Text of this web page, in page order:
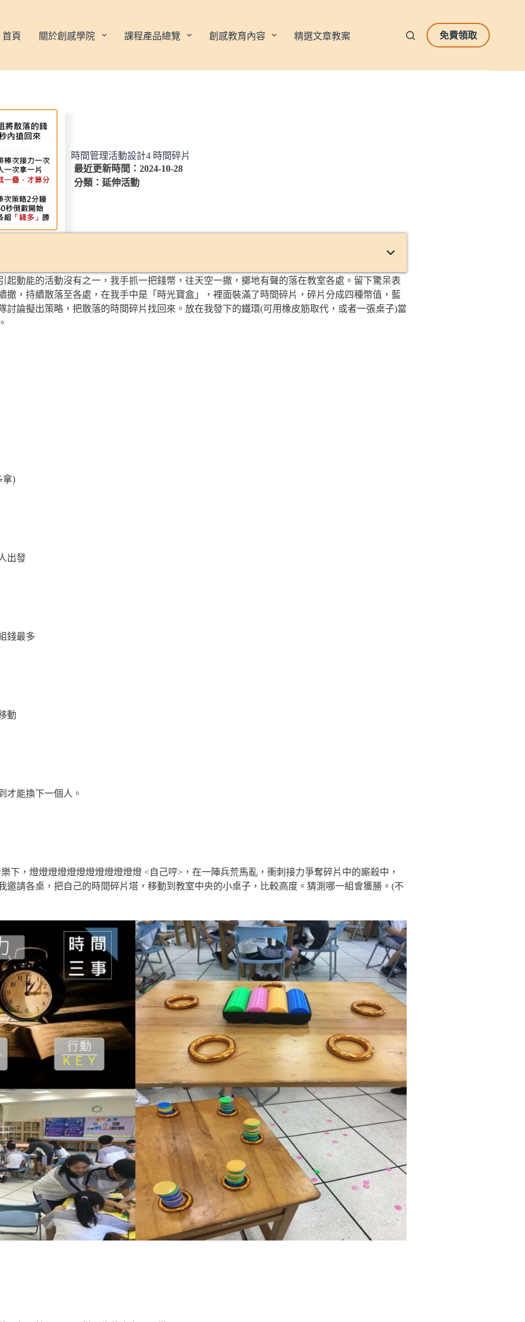
首頁 關於創感學院 課程產品總覽 創感教育內容 精選文章教案 免費領取
時間管理活動設計4 時間碎片
最近更新時間：2024-10-28
分類： 延伸活動
起動能的活動沒有之一，我手抓一把錢幣，往天空一撒，擲地有聲的落在教室各處。留下驚呆表
撒，持續散落至各處，在我手中是「時光寶盒」，裡面裝滿了時間碎片，碎片分成四種幣值，藍
討論擬出策略，把散落的時間碎片找回來。放在我發下的鐵環(可用橡皮筋取代，或者一張桌子)當
拿)
出發
錢最多
動
才能換下一個人。
下，燈燈燈燈燈燈燈燈燈燈燈燈 <自己哼>，在一陣兵荒馬亂，衝刺接力爭奪碎片中的廝殺中，
邀請各桌，把自己的時間碎片塔，移動到教室中央的小桌子，比較高度。猜測哪一組會獲勝。(不